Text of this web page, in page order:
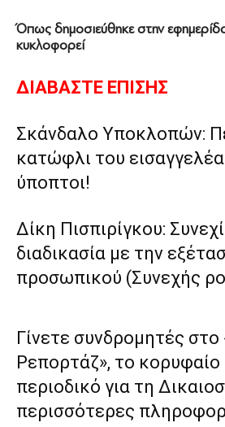
Όπως δημοσιεύθηκε στην
κυκλοφορεί
ΔΙΑΒΑΣΤΕ ΕΠΙΣΗΣ
Σκάνδαλο Υποκλοπών:
κατώφλι του
ύποπτοι!
Δίκη Πισπιρίγκου:
διαδικασία με την
προσωπικού (Συνεχής
Γίνετε συνδρομητές στο
Ρεπορτάζ», το κορυφαίο
περιοδικό για τη
περισσότερες